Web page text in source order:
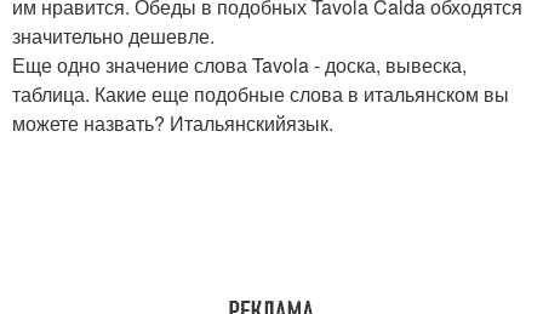
им нравится. Обеды в подобных Tavola Calda обходятся
значительно дешевле.
Еще одно значение слова Tavola - доска, вывеска,
таблица. Какие еще подобные слова в итальянском вы
можете назвать? Итальянскийязык.